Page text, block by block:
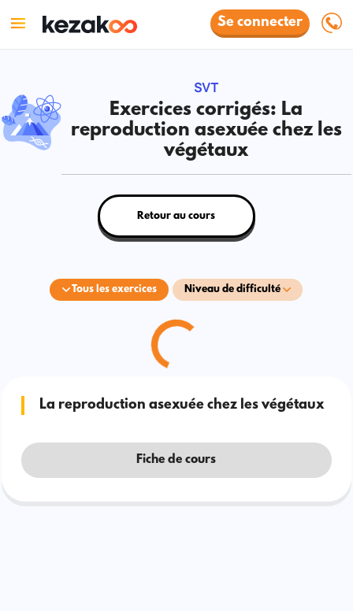
Se connecter
SVT
Exercices corrigés: La
reproduction asexuée chez les
végétaux
Tous les exercices Niveau de difficulté
Retour au cours
La reproduction asexuée chez les végétaux
Fiche de cours